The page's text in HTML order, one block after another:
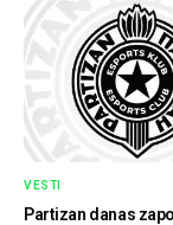
VESTI
Partizan danas